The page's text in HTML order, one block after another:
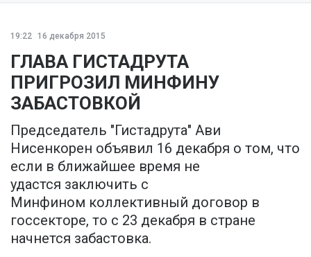
19:22 16 декабря 2015
ГЛАВА ГИСТАДРУТА
ПРИГРОЗИЛ МИНФИНУ
ЗАБАСТОВКОЙ
Председатель "Гистадрута" Ави
Нисенкорен объявил 16 декабря о том, что
если в ближайшее время не
удастся заключить с
Минфином коллективный договор в
госсекторе, то с 23 декабря в стране
начнется забастовка.